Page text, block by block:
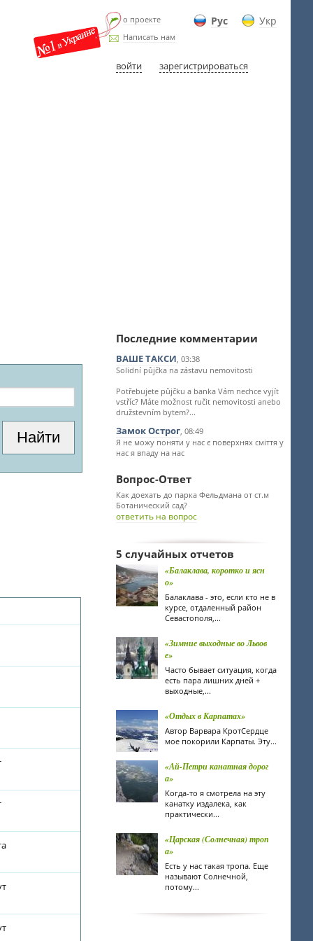
Рус Укр
о проекте
Написать нам
войти зарегистрироваться
Последние комментарии
ВАШЕ ТАКСИ, 03:38
Solidní půjčka na zástavu nemovitosti
Potřebujete půjčku a banka Vám nechce vyjít
vstříc? Máte možnost ručit nemovitosti anebo
družstevním bytem?...
Замок Острог, 08:49
Я не можу поняти у нас є поверхнях сміття у
нас я впаду на нас
Вопрос-Ответ
Как доехать до парка Фельдмана от ст.м
Ботанический сад?
ответить на вопрос
5 случайных отчетов
«Балаклава, коротко и ясн
о»
Балаклава - это, если кто не в
курсе, отдаленный район
Севастополя,...
«Зимние выходные во Львов
е»
Часто бывает ситуация, когда
есть пара лишних дней +
выходные,...
«Отдых в Карпатах»
Автор Варвара КротCердце
мое покорили Карпаты. Эту...
«Ай-Петри канатная дорог
а»
Когда-то я смотрела на эту
канатку издалека, как
практически...
«Царская (Солнечная) троп
а»
Есть у нас такая тропа. Еще
называют Солнечной,
потому...